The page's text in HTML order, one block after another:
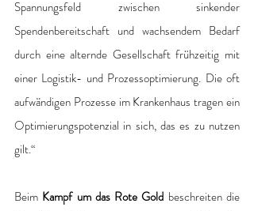
Spannungsfeld zwischen sinkender
Spendenbereitschaft und wachsendem Bedarf
durch eine alternde Gesellschaft frühzeitig mit
einer Logistik- und Prozessoptimierung. Die oft
aufwändigen Prozesse im Krankenhaus tragen ein
Optimierungspotenzial in sich, das es zu nutzen
gilt.“
Beim Kampf um das Rote Gold